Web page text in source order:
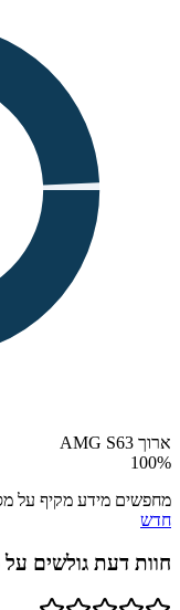
ארוך AMG S63
100%
מחפשים מידע מקיף על
חדש
חוות דעת גולשים על